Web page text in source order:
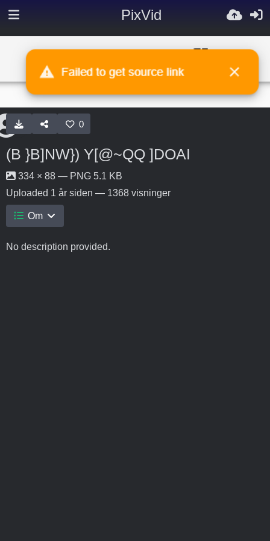
PixVid
0
(B }B]NW}) Y[@~QQ ]DOAI
334 × 88 — PNG 5.1 KB
Uploaded 1 år siden — 1368 visninger
Om
No description provided.